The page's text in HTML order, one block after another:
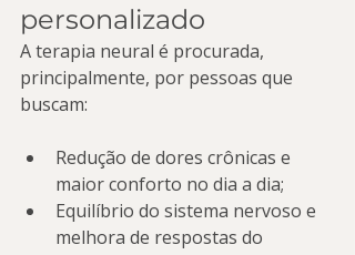
personalizado
A terapia neural é procurada,
principalmente, por pessoas que
buscam:
Redução de dores crônicas e
maior conforto no dia a dia;
Equilíbrio do sistema nervoso e
melhora de respostas do